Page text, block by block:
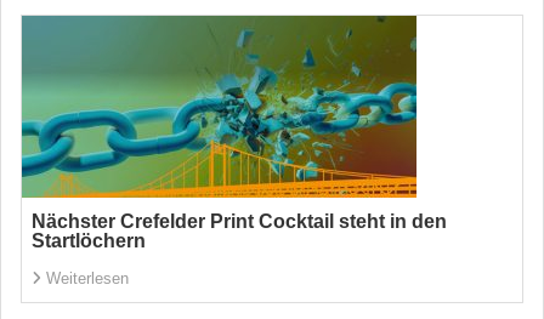
Nächster Crefelder Print Cocktail steht in den
Startlöchern
Weiterlesen